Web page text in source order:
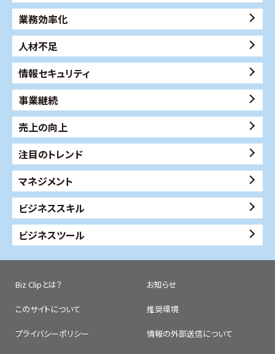
業務効率化
人材不足
情報セキュリティ
事業継続
売上の向上
注目のトレンド
マネジメント
ビジネススキル
ビジネスツール
Biz Clipとは？ お知らせ
このサイトについて 推奨環境
プライバシーポリシー 情報の外部送信について